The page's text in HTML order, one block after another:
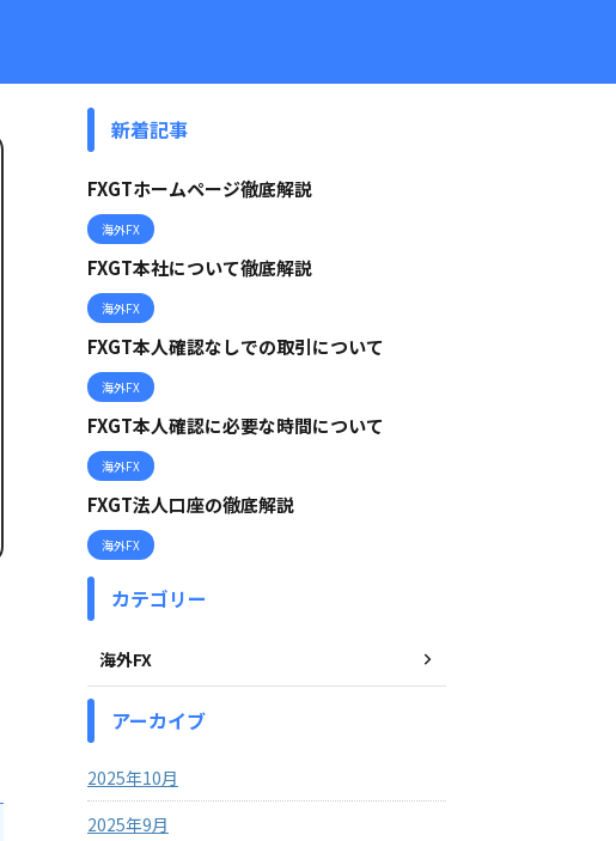
新着記事
FXGTホームページ徹底解説
海外FX
FXGT本社について徹底解説
海外FX
FXGT本人確認なしでの取引について
海外FX
FXGT本人確認に必要な時間について
海外FX
FXGT法人口座の徹底解説
海外FX
カテゴリー
海外FX
アーカイブ
2025年10月
2025年9月